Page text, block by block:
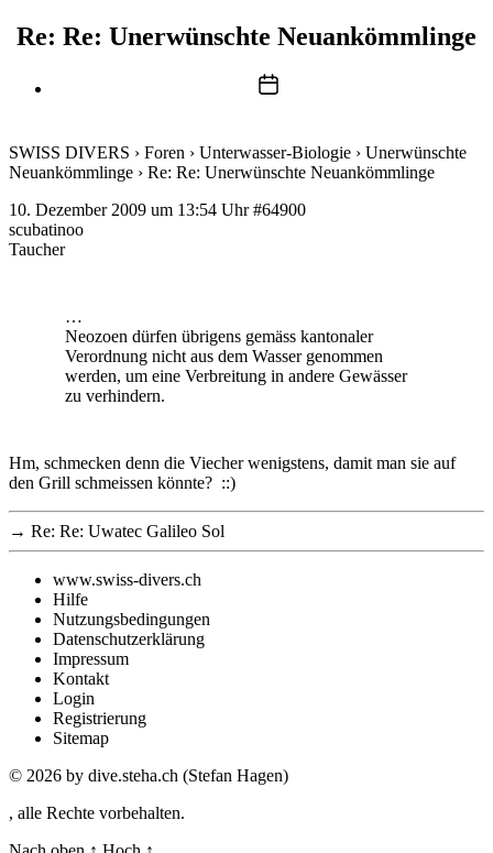
Re: Re: Unerwünschte Neuankömmlinge
Beitragsdatum
SWISS DIVERS › Foren › Unterwasser-Biologie › Unerwünschte
Neuankömmlinge › Re: Re: Unerwünschte Neuankömmlinge
10. Dezember 2009 um 13:54 Uhr #64900
scubatinoo
Taucher
…
Neozoen dürfen übrigens gemäss kantonaler
Verordnung nicht aus dem Wasser genommen
werden, um eine Verbreitung in andere Gewässer
zu verhindern.
Hm, schmecken denn die Viecher wenigstens, damit man sie auf
den Grill schmeissen könnte? ::)
→ Re: Re: Uwatec Galileo Sol
www.swiss-divers.ch
Hilfe
Nutzungsbedingungen
Datenschutzerklärung
Impressum
Kontakt
Login
Registrierung
Sitemap
© 2026 by dive.steha.ch (Stefan Hagen)
, alle Rechte vorbehalten.